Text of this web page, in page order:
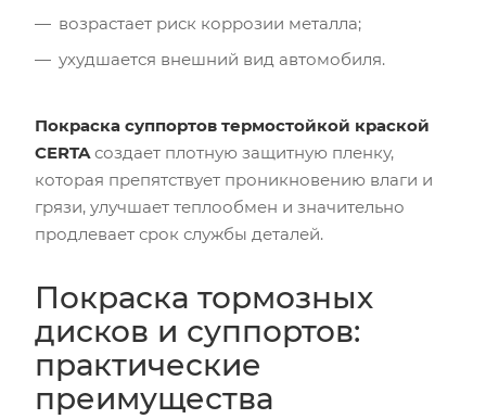
возрастает риск коррозии металла;
ухудшается внешний вид автомобиля.
Покраска суппортов термостойкой краской
CERTAсоздает плотную защитную пленку,
которая препятствует проникновению влаги и
грязи, улучшает теплообмен и значительно
продлевает срок службы деталей.
Покраска тормозных
дисков и суппортов:
практические
преимущества